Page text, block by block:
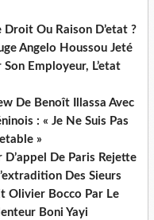
Droit Ou Raison D’etat ?
Angelo Houssou Jeté
Son Employeur, L’etat
De Benoît Illassa Avec
: « Je Ne Suis Pas
»
D’appel De Paris Rejette
Des Sieurs
Olivier Bocco Par Le
Boni Yayi